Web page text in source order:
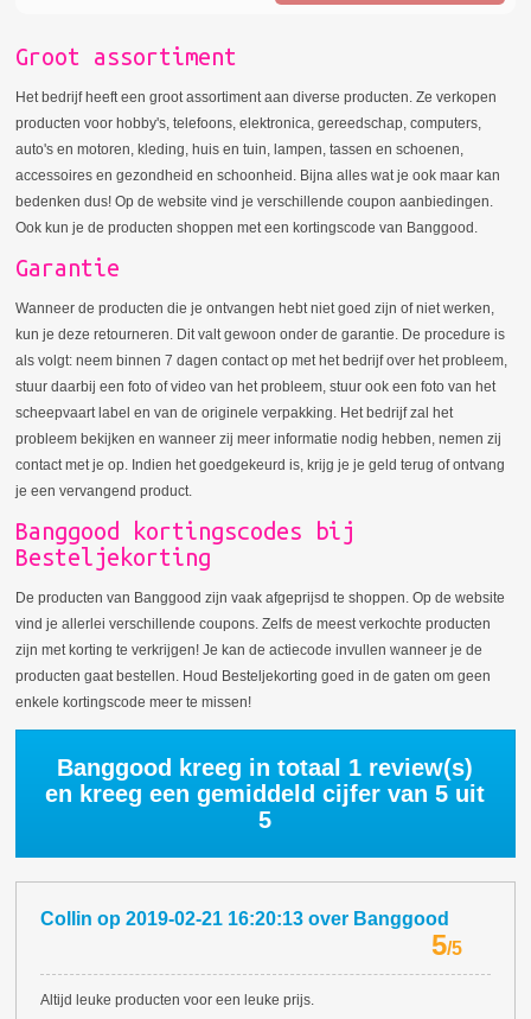
Groot assortiment
Het bedrijf heeft een groot assortiment aan diverse producten. Ze verkopen
producten voor hobby's, telefoons, elektronica, gereedschap, computers,
auto's en motoren, kleding, huis en tuin, lampen, tassen en schoenen,
accessoires en gezondheid en schoonheid. Bijna alles wat je ook maar kan
bedenken dus! Op de website vind je verschillende coupon aanbiedingen.
Ook kun je de producten shoppen met een kortingscode van Banggood.
Garantie
Wanneer de producten die je ontvangen hebt niet goed zijn of niet werken,
kun je deze retourneren. Dit valt gewoon onder de garantie. De procedure is
als volgt: neem binnen 7 dagen contact op met het bedrijf over het probleem,
stuur daarbij een foto of video van het probleem, stuur ook een foto van het
scheepvaart label en van de originele verpakking. Het bedrijf zal het
probleem bekijken en wanneer zij meer informatie nodig hebben, nemen zij
contact met je op. Indien het goedgekeurd is, krijg je je geld terug of ontvang
je een vervangend product.
Banggood kortingscodes bij
Besteljekorting
De producten van Banggood zijn vaak afgeprijsd te shoppen. Op de website
vind je allerlei verschillende coupons. Zelfs de meest verkochte producten
zijn met korting te verkrijgen! Je kan de actiecode invullen wanneer je de
producten gaat bestellen. Houd Besteljekorting goed in de gaten om geen
enkele kortingscode meer te missen!
Banggood kreeg in totaal 1 review(s)
en kreeg een gemiddeld cijfer van5 uit
5
Collin op2019-02-21 16:20:13 over Banggood
5/5
Altijd leuke producten voor een leuke prijs.